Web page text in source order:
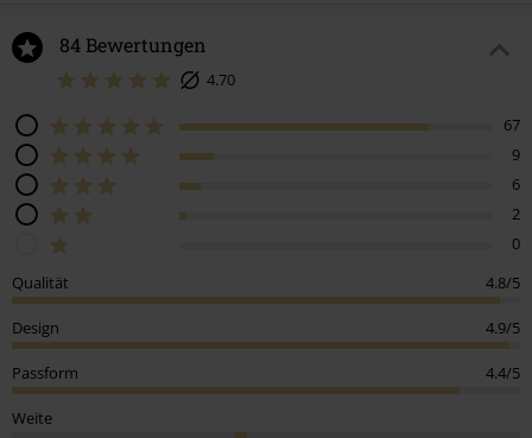
84 Bewertungen
4.70
67
9
6
2
0
Qualität
4.8/5
Design 4.9/5
Passform 4.4/5
Weite